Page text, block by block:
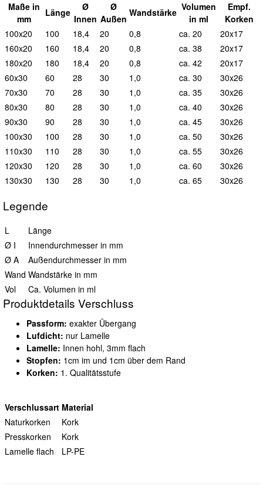
Maße in
mm
Länge
Ø
Innen
Ø
Außen
Wandstärke Volumen
in ml
Empf.
Korken
100x20
100 18,4 20 0,8 ca. 20
20x17
160x20
160 18,4 20 0,8 ca. 38
20x17
180x20
180 18,4 20 0,8 ca. 42
20x17
60x30
60 28 30 1,0 ca. 30
30x26
70x30
70 28 30 1,0 ca. 35
30x26
80x30
80 28 30 1,0 ca. 40
30x26
90x30
90 28 30 1,0 ca. 45
30x26
100x30
100 28 30 1,0 ca. 50
30x26
110x30
110 28 30 1,0 ca. 55
30x26
120x30
120 28 30 1,0 ca. 60
30x26
130x30
130 28 30 1,0 ca. 65 30x26
Legende
L
Länge
Ø I
Innendurchmesser in mm
Ø A
Außendurchmesser in mm
Wand Wandstärke in mm
Vol
Ca. Volumen in ml
Produktdetails Verschluss
Passform: exakter Übergang
Lufdicht: nur Lamelle
Lamelle: Innen hohl, 3mm flach
Stopfen: 1cm im und 1cm über dem Rand
Korken: 1. Qualitätsstufe
Verschlussart Material
Naturkorken
Kork
Presskorken
Kork
Lamelle flach
LP-PE